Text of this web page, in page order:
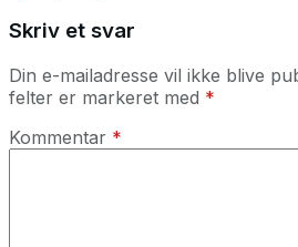
Skriv et svar
Din e-mailadresse vil ikke blive
felter er markeret med *
Kommentar *